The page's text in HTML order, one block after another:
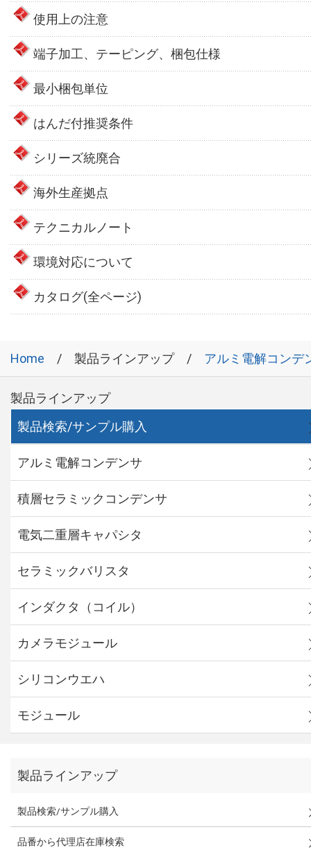
使用上の注意
端子加工、テーピング、梱包仕様
最小梱包単位
はんだ付推奨条件
シリーズ統廃合
海外生産拠点
テクニカルノート
環境対応について
カタログ(全ページ)
Home 製品ラインアップ アルミ電解コンデ
製品ラインアップ
製品検索/サンプル購入
アルミ電解コンデンサ
積層セラミックコンデンサ
電気二重層キャパシタ
セラミックバリスタ
インダクタ（コイル）
カメラモジュール
シリコンウエハ
モジュール
製品ラインアップ
製品検索/サンプル購入
品番から代理店在庫検索